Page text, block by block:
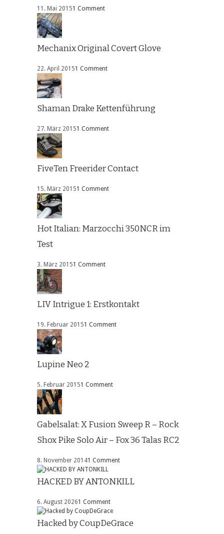
11. Mai 20151 Comment
Mechanix Original Covert Glove
22. April 20151 Comment
Shaman Drake Kettenführung
27. März 20151 Comment
FiveTen Freerider Contact
15. März 20151 Comment
Hot Italian: Marzocchi 350NCR im
Test
3. März 20151 Comment
LIV Intrigue 1: Erstkontakt
19. Februar 20151 Comment
Lupine Neo 2
5. Februar 20151 Comment
Gabelsalat: X Fusion Sweep R – Rock
Shox Pike Solo Air – Fox 36 Talas RC2
8. November 20141 Comment
HACKED BY ANTONKILL
6. August 20261 Comment
Hacked by CoupDeGrace